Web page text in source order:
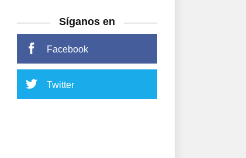
Síganos en
Facebook
Twitter